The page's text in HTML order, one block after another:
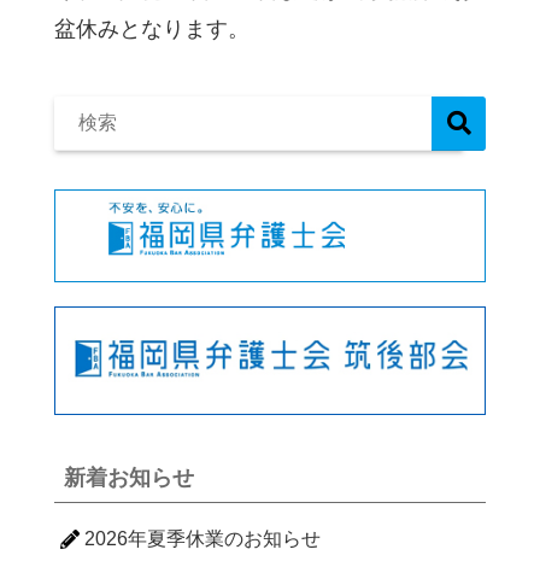
盆休みとなります。
新着お知らせ
2026年夏季休業のお知らせ